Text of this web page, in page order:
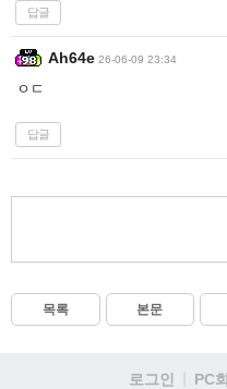
답글
Ah64e 26-06-09 23:34
ㅇㄷ
답글
목록 본문
로그인 PC